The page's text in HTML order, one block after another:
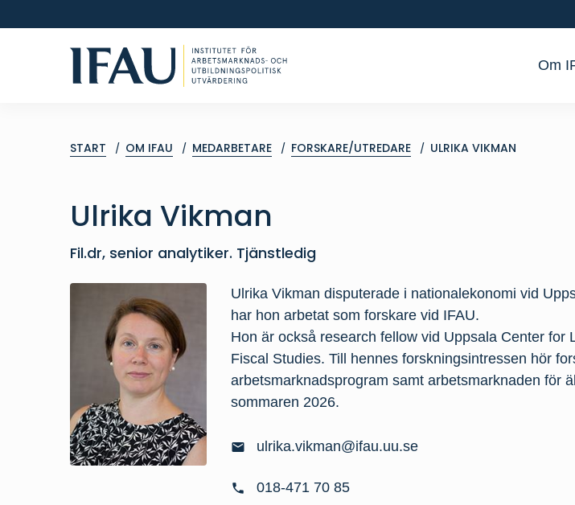
Om
START OM IFAU MEDARBETARE FORSKARE/UTREDARE ULRIKA VIKMAN
Ulrika Vikman
Fil.dr, senior analytiker. Tjänstledig
Ulrika Vikman disputerade i nationalekonomi vid
har hon arbetat som forskare vid IFAU.
Hon är också research fellow vid Uppsala Center for
Fiscal Studies. Till hennes forskningsintressen hör
arbetsmarknadsprogram samt arbetsmarknaden för
sommaren 2026.
ulrika.vikman@ifau.uu.se
018-471 70 85